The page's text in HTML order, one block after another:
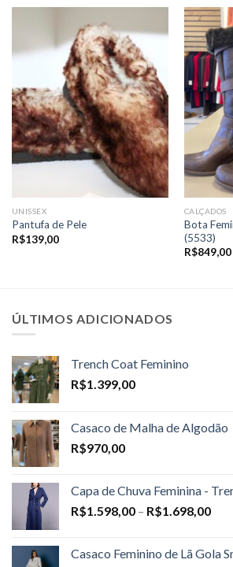
UNISSEX
Pantufa de Pele
R$139,00
CALÇADOS
Bota
(5533)
R$849,00
ÚLTIMOS ADICIONADOS
Trench Coat Feminino
R$1.399,00
Casaco de Malha de Algodão
R$970,00
Capa de Chuva Feminina -
R$1.598,00 – R$1.698,00Price
Casaco Feminino de Lã Gola